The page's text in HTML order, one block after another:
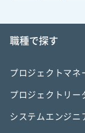
職種で探す
プロジェクトマネ
プロジェクトリー
システムエンジニ